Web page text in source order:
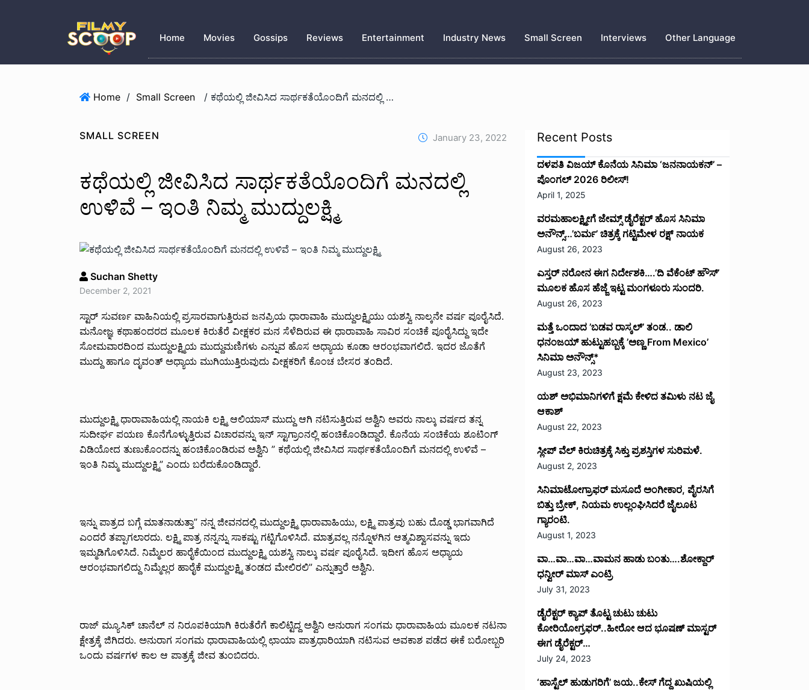
Home Movies Gossips Reviews Entertainment Industry News Small Screen Interviews Other Language
Home / Small Screen / ಕಥೆಯಲ್ಲಿ ಜೀವಿಸಿದ ಸಾರ್ಥಕತೆಯೊಂದಿಗೆ ಮನದಲ್ಲಿ ಉಳಿವೆ – ಇಂತಿ ನಿಮ್ಮ ಮುದ್ದುಲಕ್ಷ್ಮಿ
SMALL SCREEN January 23, 2022
ಕಥೆಯಲ್ಲಿ ಜೀವಿಸಿದ ಸಾರ್ಥಕತೆಯೊಂದಿಗೆ ಮನದಲ್ಲಿ
ಉಳಿವೆ – ಇಂತಿ ನಿಮ್ಮ ಮುದ್ದುಲಕ್ಷ್ಮಿ
Suchan Shetty
December 2, 2021
ಸ್ಟಾರ್ ಸುವರ್ಣ ವಾಹಿನಿಯಲ್ಲಿ ಪ್ರಸಾರವಾಗುತ್ತಿರುವ ಜನಪ್ರಿಯ ಧಾರಾವಾಹಿ ಮುದ್ದುಲಕ್ಷ್ಮಿಯು ಯಶಸ್ವಿ ನಾಲ್ಕನೇ ವರ್ಷ ಪೂರೈಸಿದೆ.
ಮನೋಜ್ಞ ಕಥಾಹಂದರದ ಮೂಲಕ ಕಿರುತೆರೆ ವೀಕ್ಷಕರ ಮನ ಸೆಳೆದಿರುವ ಈ ಧಾರಾವಾಹಿ ಸಾವಿರ ಸಂಚಿಕೆ ಪೂರೈಸಿದ್ದು ಇದೇ
ಸೋಮವಾರದಿಂದ ಮುದ್ದುಲಕ್ಷ್ಮಿಯ ಮುದ್ದುಮಣಿಗಳು ಎನ್ನುವ ಹೊಸ ಅಧ್ಯಾಯ ಕೂಡಾ ಆರಂಭವಾಗಲಿದೆ. ಇದರ ಜೊತೆಗೆ
ಮುದ್ದು ಹಾಗೂ ದೃವಂತ್ ಅಧ್ಯಾಯ ಮುಗಿಯುತ್ತಿರುವುದು ವೀಕ್ಷಕರಿಗೆ ಕೊಂಚ ಬೇಸರ ತಂದಿದೆ.
ಮುದ್ದುಲಕ್ಷ್ಮಿ ಧಾರಾವಾಹಿಯಲ್ಲಿ ನಾಯಕಿ ಲಕ್ಷ್ಮಿ ಆಲಿಯಾಸ್ ಮುದ್ದು ಆಗಿ ನಟಿಸುತ್ತಿರುವ ಅಶ್ವಿನಿ ಅವರು ನಾಲ್ಕು ವರ್ಷದ ತನ್ನ
ಸುದೀರ್ಘ ಪಯಣ ಕೊನೆಗೊಳ್ಳುತ್ತಿರುವ ವಿಚಾರವನ್ನು ಇನ್ ಸ್ಟಾಗ್ರಾಂನಲ್ಲಿ ಹಂಚಿಕೊಂಡಿದ್ದಾರೆ. ಕೊನೆಯ ಸಂಚಿಕೆಯ ಶೂಟಿಂಗ್
ವಿಡಿಯೋದ ತುಣುಕೊಂದನ್ನು ಹಂಚಿಕೊಂಡಿರುವ ಅಶ್ವಿನಿ ” ಕಥೆಯಲ್ಲಿ ಜೀವಿಸಿದ ಸಾರ್ಥಕತೆಯೊಂದಿಗೆ ಮನದಲ್ಲಿ ಉಳಿವೆ –
ಇಂತಿ ನಿಮ್ಮ ಮುದ್ದುಲಕ್ಷ್ಮಿ” ಎಂದು ಬರೆದುಕೊಂಡಿದ್ದಾರೆ.
ಇನ್ನು ಪಾತ್ರದ ಬಗ್ಗೆ ಮಾತನಾಡುತ್ತಾ” ನನ್ನ ಜೀವನದಲ್ಲಿ ಮುದ್ದುಲಕ್ಷ್ಮಿ ಧಾರಾವಾಹಿಯು, ಲಕ್ಷ್ಮಿ ಪಾತ್ರವು ಬಹು ದೊಡ್ಡ ಭಾಗವಾಗಿದೆ
ಎಂದರೆ ತಪ್ಪಾಗಲಾರದು‌. ಲಕ್ಷ್ಮಿ ಪಾತ್ರ ನನ್ನನ್ನು ಸಾಕಷ್ಟು ಗಟ್ಟಿಗೊಳಿಸಿದೆ. ಮಾತ್ರವಲ್ಲ ನನ್ನೊಳಗಿನ ಆತ್ಮವಿಶ್ವಾಸವನ್ನು ಇದು
ಇಮ್ಮಡಿಗೊಳಿಸಿದೆ. ನಿಮ್ಮೆಲರ ಹಾರೈಕೆಯಿಂದ ಮುದ್ದುಲಕ್ಷ್ಮಿ ಯಶಸ್ವಿ ನಾಲ್ಕು ವರ್ಷ ಪೂರೈಸಿದೆ. ಇದೀಗ ಹೊಸ ಅಧ್ಯಾಯ
ಆರಂಭವಾಗಲಿದ್ದು ನಿಮ್ಮೆಲ್ಲರ ಹಾರೈಕೆ ಮುದ್ದುಲಕ್ಷ್ಮಿ ತಂಡದ ಮೇಲಿರಲಿ” ಎನ್ನುತ್ತಾರೆ ಅಶ್ವಿನಿ.
ರಾಜ್ ಮ್ಯೂಸಿಕ್ ಚಾನೆಲ್ ನ ನಿರೂಪಕಿಯಾಗಿ ಕಿರುತೆರೆಗೆ ಕಾಲಿಟ್ಟಿದ್ದ ಅಶ್ವಿನಿ ಅನುರಾಗ ಸಂಗಮ ಧಾರಾವಾಹಿಯ ಮೂಲಕ ನಟನಾ
ಕ್ಷೇತ್ರಕ್ಕೆ ಜಿಗಿದರು. ಅನುರಾಗ ಸಂಗಮ ಧಾರಾವಾಹಿಯಲ್ಲಿ ಛಾಯಾ ಪಾತ್ರಧಾರಿಯಾಗಿ ನಟಿಸುವ ಅವಕಾಶ ಪಡೆದ ಈಕೆ ಬರೋಬ್ಬರಿ
ಒಂದು ವರ್ಷಗಳ ಕಾಲ ಆ ಪಾತ್ರಕ್ಕೆ ಜೀವ ತುಂಬಿದರು.
Recent Posts
ದಳಪತಿ ವಿಜಯ್‌ ಕೊನೆಯ ಸಿನಿಮಾ ‘ಜನನಾಯಕನ್’ –
ಪೊಂಗಲ್ 2026 ರಿಲೀಸ್!
April 1, 2025
ವರಮಹಾಲಕ್ಷ್ಮೀಗೆ ಜೇಮ್ಸ್ ಡೈರೆಕ್ಟರ್ ಹೊಸ ಸಿನಿಮಾ
ಅನೌನ್ಸ್…’ಬರ್ಮ’ ಚಿತ್ರಕ್ಕೆ ಗಟ್ಟಿಮೇಳ ರಕ್ಷ್ ನಾಯಕ
August 26, 2023
ಎಸ್ತರ್ ನರೋನ ಈಗ ನಿರ್ದೇಶಕಿ….’ದಿ ವೆಕೆಂಟ್ ಹೌಸ್‌’‌
ಮೂಲಕ ಹೊಸ ಹೆಜ್ಜೆ ಇಟ್ಟ ಮಂಗಳೂರು ಸುಂದರಿ.
August 26, 2023
ಮತ್ತೆ ಒಂದಾದ ’ಬಡವ ರಾಸ್ಕಲ್’ ತಂಡ.. ಡಾಲಿ
ಧನಂಜಯ್ ಹುಟ್ಟುಹಬ್ಬಕ್ಕೆ ’ಅಣ್ಣ From Mexico’
ಸಿನಿಮಾ ಅನೌನ್ಸ್*
August 23, 2023
ಯಶ್ ಅಭಿಮಾನಿಗಳಿಗೆ ಕ್ಷಮೆ ಕೇಳಿದ ತಮಿಳು ನಟ ಜೈ
ಆಕಾಶ್
August 22, 2023
ಸ್ಲೀಪ್ ವೆಲ್ ಕಿರುಚಿತ್ರಕ್ಕೆ ಸಿಕ್ತು ಪ್ರಶಸ್ತಿಗಳ ಸುರಿಮಳೆ.
August 2, 2023
ಸಿನಿಮಾಟೋಗ್ರಾಫರ್ ಮಸೂದೆ ಅಂಗೀಕಾರ, ಪೈರಸಿಗೆ
ಬಿತ್ತು ಬ್ರೇಕ್, ನಿಯಮ ಉಲ್ಲಂಘಿಸಿದರೆ ಜೈಲೂಟ
ಗ್ಯಾರಂಟಿ.
August 1, 2023
ವಾ…ವಾ…ವಾ…ವಾಮನ ಹಾಡು ಬಂತು….ಶೋಕ್ದಾರ್
ಧನ್ವೀರ್ ಮಾಸ್ ಎಂಟ್ರಿ
July 31, 2023
ಡೈರೆಕ್ಟರ್ ಕ್ಯಾಪ್ ತೊಟ್ಟ ಚುಟು ಚುಟು
ಕೋರಿಯೋಗ್ರಫರ್..ಹೀರೋ ಆದ ಭೂಷಣ್ ಮಾಸ್ಟರ್
ಈಗ ಡೈರೆಕ್ಟರ್…
July 24, 2023
‘ಹಾಸ್ಟೆಲ್ ಹುಡುಗರಿಗೆ’ ಜಯ..ಕೇಸ್ ಗೆದ್ದ ಖುಷಿಯಲ್ಲಿ